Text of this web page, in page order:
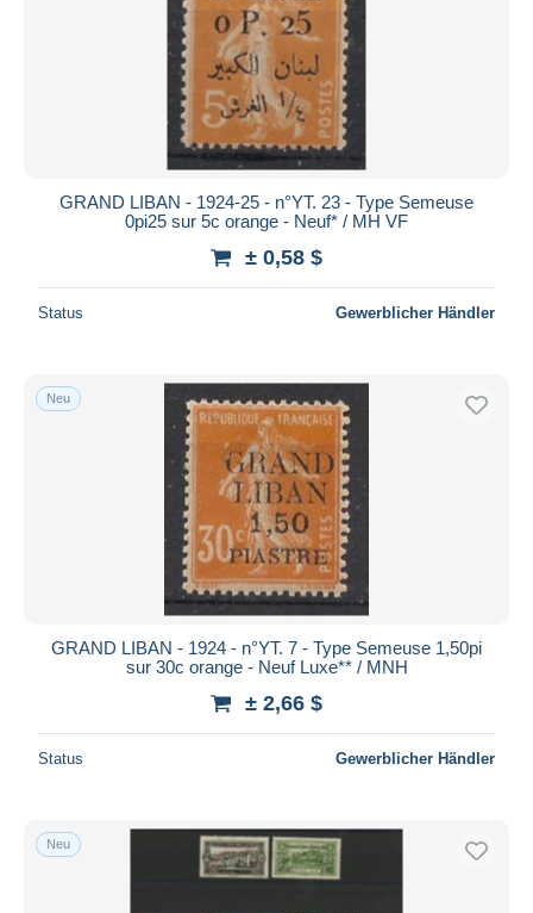
Übernehmen
GRAND LIBAN - 1924-25 - n°YT. 23 - Type Semeuse
0pi25 sur 5c orange - Neuf* / MH VF
± 0,58 $
Status Gewerblicher Händler
Neu
GRAND LIBAN - 1924 - n°YT. 7 - Type Semeuse 1,50pi
sur 30c orange - Neuf Luxe** / MNH
± 2,66 $
Status Gewerblicher Händler
Neu